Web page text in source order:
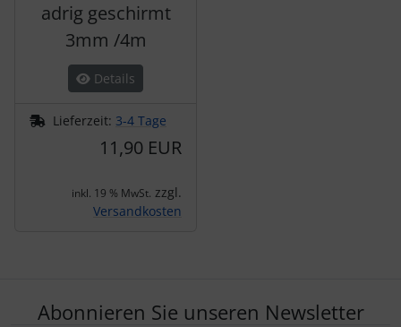
adrig geschirmt
3mm /4m
Details
Lieferzeit: 3-4 Tage
11,90 EUR
inkl. 19 % MwSt. zzgl.
Versandkosten
Abonnieren Sie unseren Newsletter